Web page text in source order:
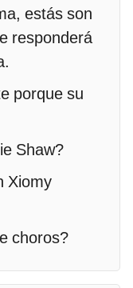
estás son
responderá
porque su
Shaw?
Xiomy
choros?